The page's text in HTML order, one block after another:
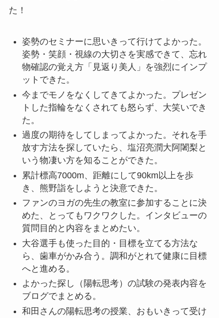
た！
姿勢のセミナーに思いきって行けてよかった。
姿勢・笑顔・視線の大切さを実感できて、忘れ
物確認の覚え方「見返り美人」を強烈にインプ
ットできた。
今までモノをなくしてきてよかった。プレゼン
トした指輪をなくされても怒らず、大笑いでき
た。
過度の期待をしてしまってよかった。それを手
放す方法を探していたら、塩沼亮潤大阿闍梨と
いう物凄い方を知ることができた。
累計標高7000m、距離にして90km以上を歩
き、熊野詣をしようと決意できた。
ファンのヨガの先生の教室に参加することに決
めた、とってもワクワクした。インタビューの
質問目的と内容をまとめたい。
大谷選手も使った目的・目標を立てる方法な
ら、歯車がかみ合う。調和がとれて健康に目標
へと進める。
よかった探し（陽転思考）の試験の発表内容を
ブログでまとめる。
和田さんの陽転思考の授業、おもいきって受け